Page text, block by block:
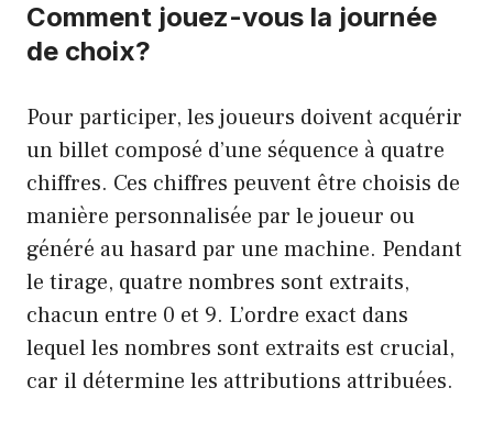
Comment jouez-vous la journée
de choix?
Pour participer, les joueurs doivent acquérir
un billet composé d’une séquence à quatre
chiffres. Ces chiffres peuvent être choisis de
manière personnalisée par le joueur ou
généré au hasard par une machine. Pendant
le tirage, quatre nombres sont extraits,
chacun entre 0 et 9. L’ordre exact dans
lequel les nombres sont extraits est crucial,
car il détermine les attributions attribuées.